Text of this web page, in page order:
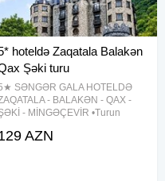
hoteldə Zaqatala Balakən
Şəki turu
SƏNGƏR GALA HOTELDƏ
- BALAKƏN - QAX -
- MİNGƏÇEVİR •Turun
5-6, 12-13, 19-20, 26-27
AZN